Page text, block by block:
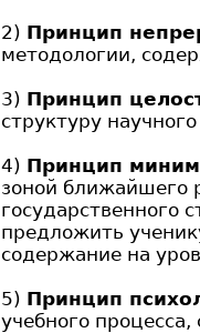
2) Принцип
методологии,
3) Принцип
структуру
4) Принцип
зоной ближайшего
государственного
предложить
содержание на
5) Принцип
учебного